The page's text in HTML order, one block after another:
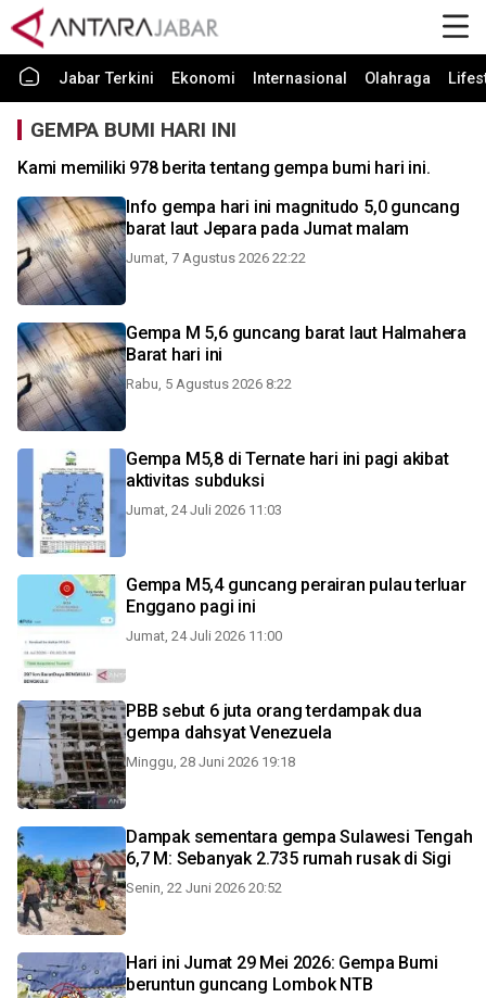
Jabar Terkini Ekonomi Internasional Olahraga
GEMPA BUMI HARI INI
Kami memiliki 978 berita tentang gempa bumi hari ini.
Info gempa hari ini magnitudo 5,0 guncang
barat laut Jepara pada Jumat malam
Jumat, 7 Agustus 2026 22:22
Gempa M 5,6 guncang barat laut Halmahera
Barat hari ini
Rabu, 5 Agustus 2026 8:22
Gempa M5,8 di Ternate hari ini pagi akibat
aktivitas subduksi
Jumat, 24 Juli 2026 11:03
Gempa M5,4 guncang perairan pulau terluar
Enggano pagi ini
Jumat, 24 Juli 2026 11:00
PBB sebut 6 juta orang terdampak dua
gempa dahsyat Venezuela
Minggu, 28 Juni 2026 19:18
Dampak sementara gempa Sulawesi Tengah
6,7 M: Sebanyak 2.735 rumah rusak di Sigi
Senin, 22 Juni 2026 20:52
Hari ini Jumat 29 Mei 2026: Gempa Bumi
beruntun guncang Lombok NTB